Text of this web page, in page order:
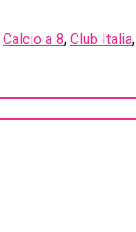
Calcio a 8, Club Italia,